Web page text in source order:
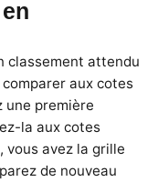
classement attendu
aux cotes
une première
la aux cotes
vous avez la grille
de nouveau